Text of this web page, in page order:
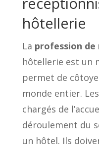
hôtellerie
La profession
hôtellerie est un
permet de
monde entier.
chargés de
déroulement du
un hôtel. Ils